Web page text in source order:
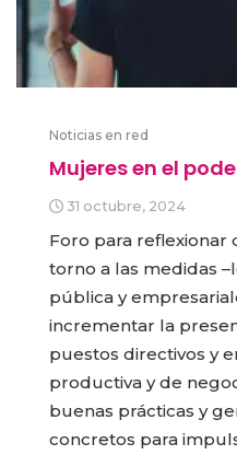
Noticias en red
Mujeres en el
31 octubre, 2024
Foro para reflexionar
torno a las medidas
pública y
incrementar la
puestos directivos y
productiva y de
buenas prácticas y
concretos para